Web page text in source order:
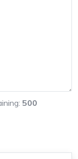
500